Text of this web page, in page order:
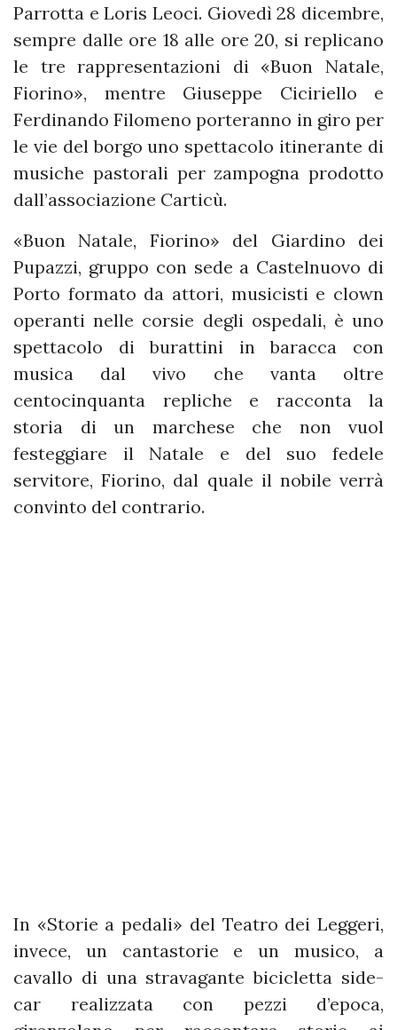
Parrotta e Loris Leoci. Giovedì 28 dicembre,
sempre dalle ore 18 alle ore 20, si replicano
le tre rappresentazioni di «Buon Natale,
Fiorino», mentre Giuseppe Ciciriello e
Ferdinando Filomeno porteranno in giro per
le vie del borgo uno spettacolo itinerante di
musiche pastorali per zampogna prodotto
dall’associazione Carticù.
«Buon Natale, Fiorino» del Giardino dei
Pupazzi, gruppo con sede a Castelnuovo di
Porto formato da attori, musicisti e clown
operanti nelle corsie degli ospedali, è uno
spettacolo di burattini in baracca con
musica dal vivo che vanta oltre
centocinquanta repliche e racconta la
storia di un marchese che non vuol
festeggiare il Natale e del suo fedele
servitore, Fiorino, dal quale il nobile verrà
convinto del contrario.
In «Storie a pedali» del Teatro dei Leggeri,
invece, un cantastorie e un musico, a
cavallo di una stravagante bicicletta side-
car realizzata con pezzi d’epoca,